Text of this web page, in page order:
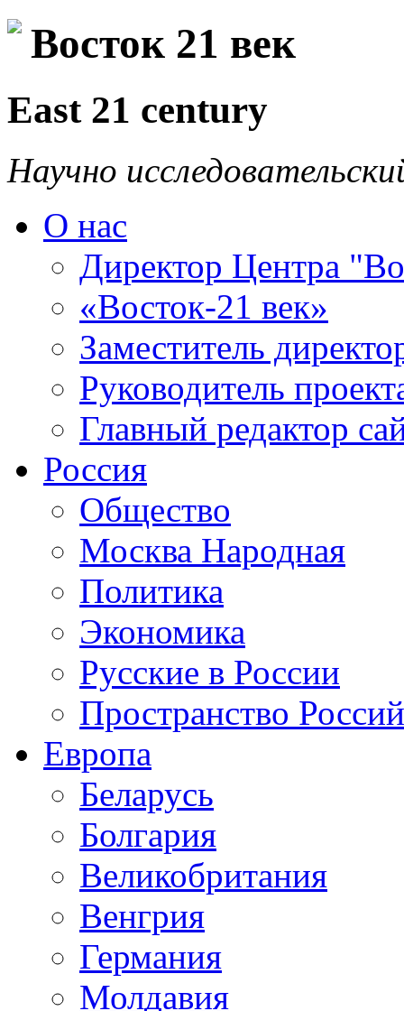
Восток 21 век
East 21 century
Научно
О нас
Директор Центра
«Восток-21 век»
Заместитель
Руководитель
Главный редактор
Россия
Общество
Москва Народная
Политика
Экономика
Русские в России
Пространство
Европа
Беларусь
Болгария
Великобритания
Венгрия
Германия
Молдавия